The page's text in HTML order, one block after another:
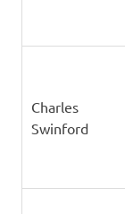
Charles
Swinford